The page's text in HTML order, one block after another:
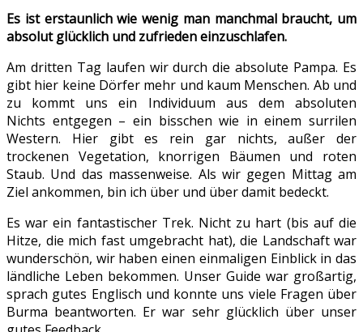
Es ist erstaunlich wie wenig man manchmal braucht, um
absolut glücklich und zufrieden einzuschlafen.
Am dritten Tag laufen wir durch die absolute Pampa. Es
gibt hier keine Dörfer mehr und kaum Menschen. Ab und
zu kommt uns ein Individuum aus dem absoluten
Nichts entgegen – ein bisschen wie in einem surrilen
Western. Hier gibt es rein gar nichts, außer der
trockenen Vegetation, knorrigen Bäumen und roten
Staub. Und das massenweise. Als wir gegen Mittag am
Ziel ankommen, bin ich über und über damit bedeckt.
Es war ein fantastischer Trek. Nicht zu hart (bis auf die
Hitze, die mich fast umgebracht hat), die Landschaft war
wunderschön, wir haben einen einmaligen Einblick in das
ländliche Leben bekommen. Unser Guide war großartig,
sprach gutes Englisch und konnte uns viele Fragen über
Burma beantworten. Er war sehr glücklich über unser